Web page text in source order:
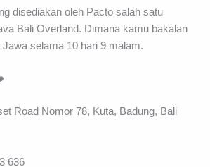
disediakan oleh Pacto salah satu
Bali Overland. Dimana kamu bakalan
selama 10 hari 9 malam.
Road Nomor 78, Kuta, Badung, Bali
636